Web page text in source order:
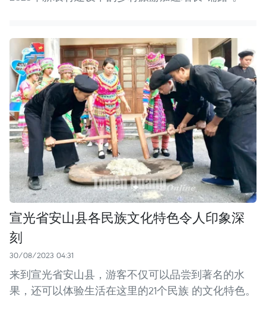
宣光省安山县各民族文化特色令人印象深
刻
30/08/2023 04:31
来到宣光省安山县，游客不仅可以品尝到著名的水
果，还可以体验生活在这里的21个民族 的文化特色。